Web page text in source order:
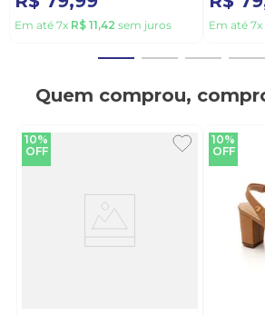
Em até 7x R$ 11,42 sem juros Em até 7x
Quem comprou,
10%
OFF
10%
OFF